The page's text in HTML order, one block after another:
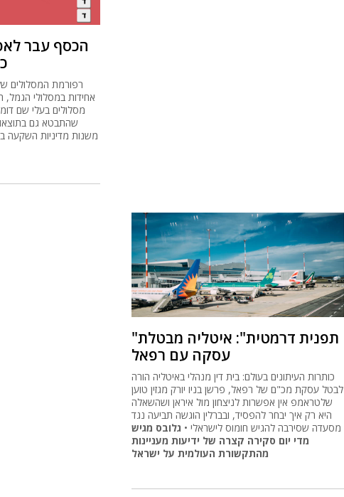
הכסף עבר
רפורמת המסלולים
אחידות במסלולי
מסלולים בעלי שם
שהתבטא גם
משנות מדיניות השקעה
"תפנית דרמטית": איטליה מבטלת
עסקה עם רפאל
כותרות העיתונים בעולם: בית דין מנהלי באיטליה הורה
לבטל עסקת מכ"ם של רפאל, פרשן בניו יורק מגזין טוען
שלטראמפ אין אפשרות לניצחון מול איראן ושהשאלה
היא רק איך יבחר להפסיד, ובברלין הוגשה תביעה נגד
מסעדה שסירבה להגיש חומוס לישראלי • גלובס מגיש
מדי יום סקירה קצרה של ידיעות מעניינות
מהתקשורת העולמית על ישראל